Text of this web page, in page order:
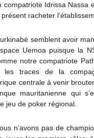
Idrissa Nassa
racheter
semblent avoir
Uemoa puisque la
notre compatriote
les traces de la
centrale à venir
mauritanienne qui
jeu de poker régional.
n’avons pas de